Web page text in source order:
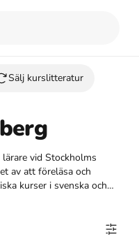
Sälj kurslitteratur
vid Stockholms
av att föreläsa och
kurser i svenska och
böcker skrivna av Jeanna